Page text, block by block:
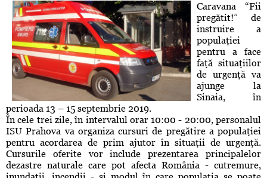
Caravana “Fii
pregătit!” de
instruire a
populaţiei
pentru a face
faţă situaţiilor
de urgenţă va
ajunge la
Sinaia, în
perioada 13 – 15 septembrie 2019.
În cele trei zile, în intervalul orar 10:00 - 20:00, personalul
ISU Prahova va organiza cursuri de pregătire a populaţiei
pentru acordarea de prim ajutor în situaţii de urgenţă.
Cursurile oferite vor include prezentarea principalelor
dezastre naturale care pot afecta România - cutremure,